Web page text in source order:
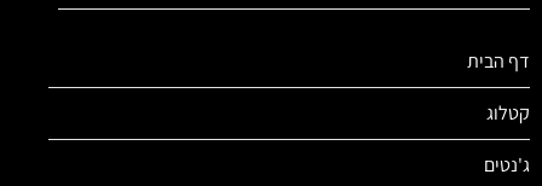
דף הבית
קטלוג
ג'נטים